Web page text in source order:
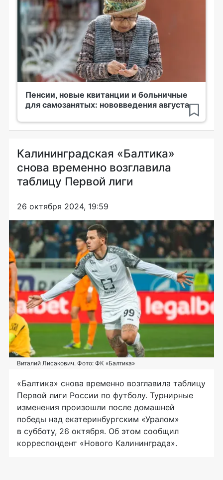
Пенсии, новые квитанции и больничные
для самозанятых: нововведения августа
Калининградская «Балтика»
снова временно возглавила
таблицу Первой лиги
26 октября 2024, 19:59
Виталий Лисакович. Фото: ФК «Балтика»
«Балтика» снова временно возглавила таблицу
Первой лиги России по футболу. Турнирные
изменения произошли после домашней
победы над екатеринбургским «Уралом»
в субботу, 26 октября. Об этом сообщил
корреспондент «Нового Калининграда».